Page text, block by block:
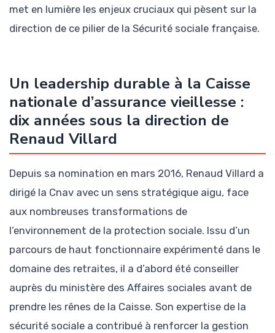
met en lumière les enjeux cruciaux qui pèsent sur la
direction de ce pilier de la Sécurité sociale française.
Un leadership durable à la Caisse
nationale d’assurance vieillesse :
dix années sous la direction de
Renaud Villard
Depuis sa nomination en mars 2016, Renaud Villard a
dirigé la Cnav avec un sens stratégique aigu, face
aux nombreuses transformations de
l’environnement de la protection sociale. Issu d’un
parcours de haut fonctionnaire expérimenté dans le
domaine des retraites, il a d’abord été conseiller
auprès du ministère des Affaires sociales avant de
prendre les rênes de la Caisse. Son expertise de la
sécurité sociale a contribué à renforcer la gestion